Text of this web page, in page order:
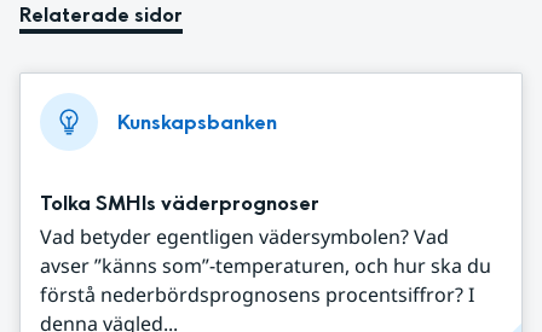
Relaterade sidor
Kunskapsbanken
Tolka SMHIs väderprognoser
Vad betyder egentligen vädersymbolen? Vad
avser ”känns som”-temperaturen, och hur ska du
förstå nederbördsprognosens procentsiffror? I
denna vägled...